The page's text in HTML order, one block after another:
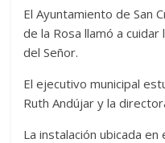
El Ayuntamiento de San
de la Rosa llamó a
del Señor.
El ejecutivo municipal
Ruth Andújar y la
La instalación ubicada